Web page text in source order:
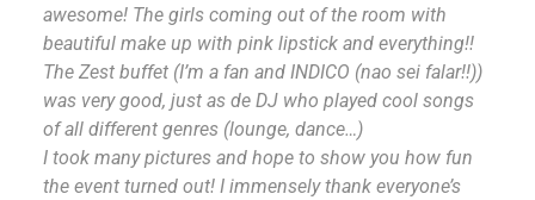
awesome! The girls coming out of the room with
beautiful make up with pink lipstick and everything!!
The Zest buffet (I’m a fan and INDICO (nao sei falar!!))
was very good, just as de DJ who played cool songs
of all different genres (lounge, dance…)
I took many pictures and hope to show you how fun
the event turned out! I immensely thank everyone’s